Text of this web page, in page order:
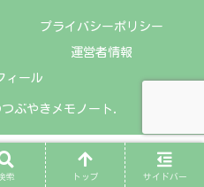
プライバシーポリシー
運営者情報
ィール
ぶやきメモノート.
索 トップ サイドバー